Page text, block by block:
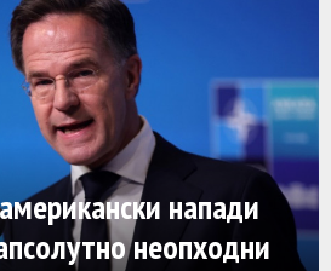
напади
неопходни